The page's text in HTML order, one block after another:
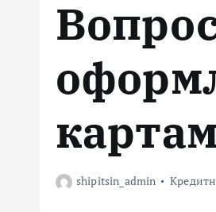
shipitsin_admin